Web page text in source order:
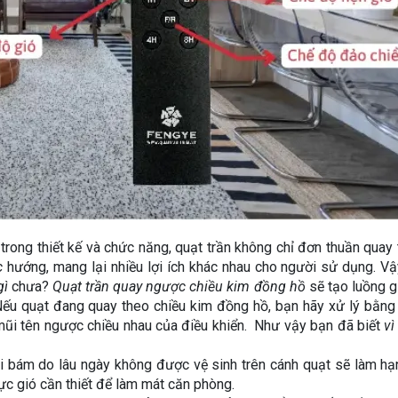
thiết kế và chức năng, quạt trần không chỉ đơn thuần quay
hướng, mang lại nhiều lợi ích khác nhau cho người sử dụng.
chưa? Quạt trần quay ngược chiều kim đồng hồ sẽ tạo luồng
quạt đang quay theo chiều kim đồng hồ, bạn hãy xử lý
tên ngược chiều nhau của điều khiển. Như vậy bạn đã biết vì
do lâu ngày không được vệ sinh trên cánh quạt sẽ làm
gió cần thiết để làm mát căn phòng.